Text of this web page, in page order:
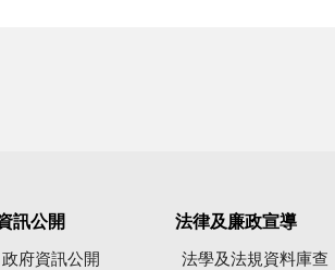
訊公開
政府資訊公開
法律及廉政宣導
法學及法規資料庫查